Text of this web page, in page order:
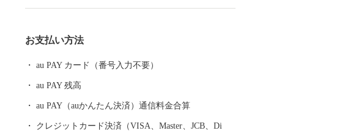
をお楽しみいただきながら、ぜひ町民の応援団となっ
ていただけることを願っております。
お支払い方法
au PAY カード（番号入力不要）
au PAY 残高
au PAY（auかんたん決済）通信料金合算
クレジットカード決済（VISA、Master、JCB、Di